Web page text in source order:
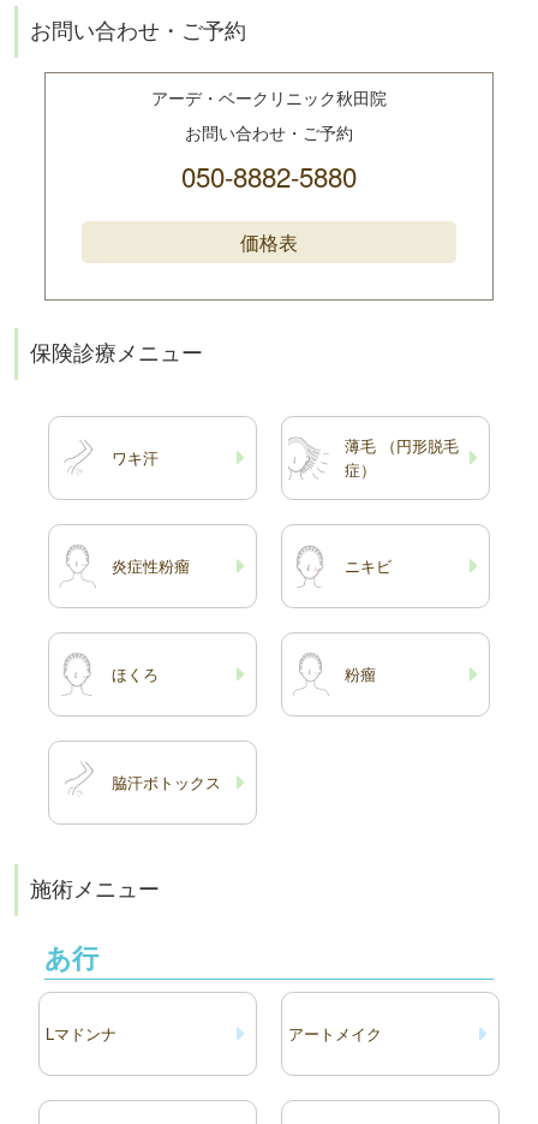
お問い合わせ・ご予約
アーデ・ベークリニック秋田院
お問い合わせ・ご予約
050-8882-5880
価格表
保険診療メニュー
ワキ汗
薄毛 （円形脱毛
症）
炎症性粉瘤 ニキビ
ほくろ 粉瘤
脇汗ボトックス
施術メニュー
あ行
Lマドンナ アートメイク